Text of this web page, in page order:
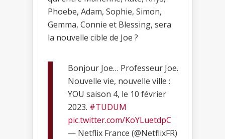
Phoebe, Adam, Sophie, Simon,
Gemma, Connie et Blessing, sera
la nouvelle cible de Joe ?
Bonjour Joe… Professeur Joe.
Nouvelle vie, nouvelle ville :
YOU saison 4, le 10 février
2023. #TUDUM
pic.twitter.com/KoYLuetdpC
— Netflix France (@NetflixFR)